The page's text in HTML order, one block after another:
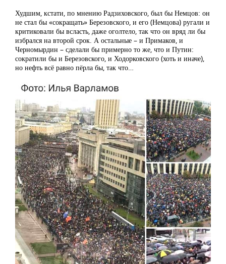
Худшим, кстати, по мнению Радзиховского, был бы Немцов: он
не стал бы «сокращать» Березовского, и его (Немцова) ругали и
критиковали бы всласть, даже оголтело, так что он вряд ли бы
избрался на второй срок. А остальные – и Примаков, и
Черномырдин – сделали бы примерно то же, что и Путин:
сократили бы и Березовского, и Ходорковского (хоть и иначе),
но нефть всё равно пёрла бы, так что…